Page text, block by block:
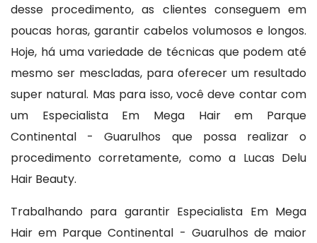
desse procedimento, as clientes conseguem em
poucas horas, garantir cabelos volumosos e longos.
Hoje, há uma variedade de técnicas que podem até
mesmo ser mescladas, para oferecer um resultado
super natural. Mas para isso, você deve contar com
um Especialista Em Mega Hair em Parque
Continental - Guarulhos que possa realizar o
procedimento corretamente, como a Lucas Delu
Hair Beauty.
Trabalhando para garantir Especialista Em Mega
Hair em Parque Continental - Guarulhos de maior